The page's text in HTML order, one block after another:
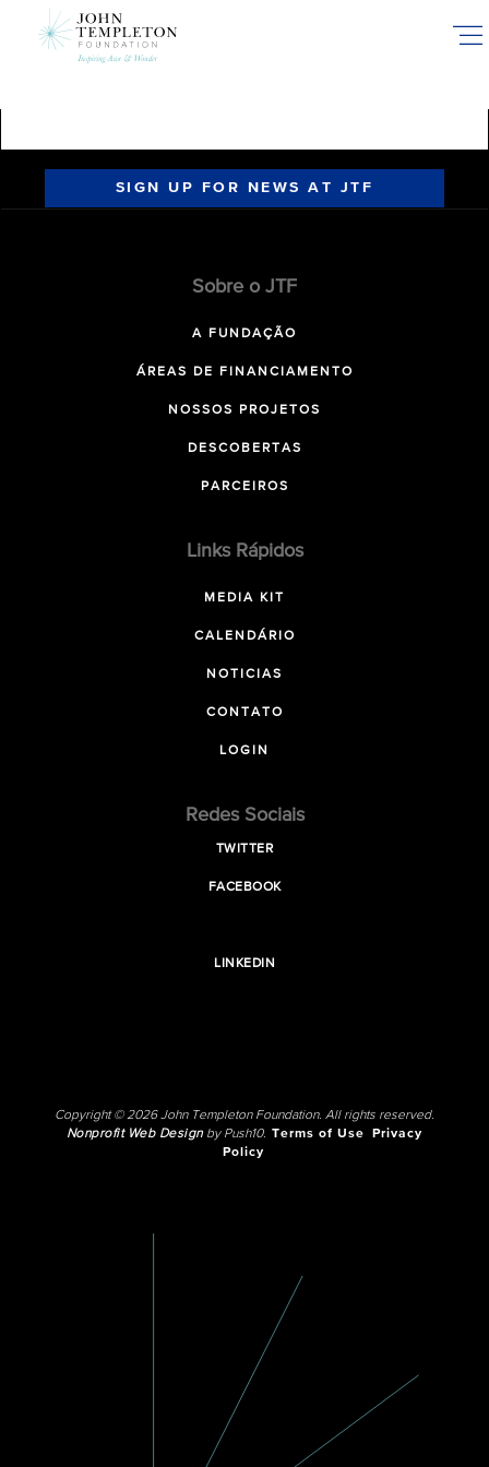
SIGN UP FOR NEWS AT JTF
Sobre o JTF
A FUNDAÇÃO
ÁREAS DE FINANCIAMENTO
NOSSOS PROJETOS
DESCOBERTAS
PARCEIROS
Links Rápidos
MEDIA KIT
CALENDÁRIO
NOTICIAS
CONTATO
LOGIN
Redes Sociais
TWITTER
FACEBOOK
LINKEDIN
Copyright © 2026 John Templeton Foundation. All rights reserved.
Nonprofit Web Designby Push10. Terms of Use
Privacy
Policy